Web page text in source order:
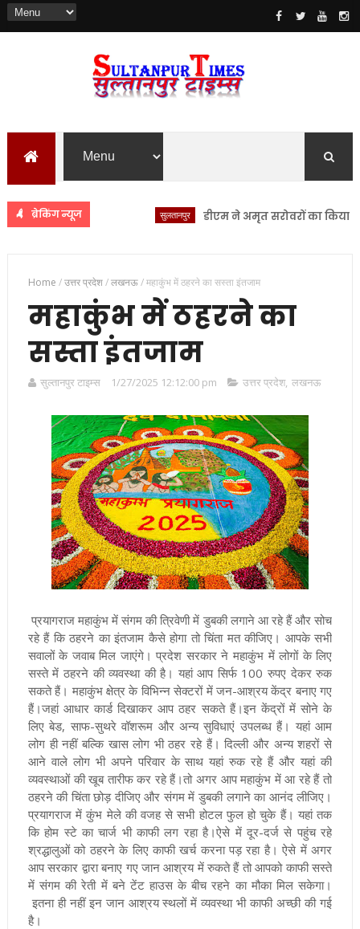
ब्रेकिंग न्यूज डीएम ने अमृत सरोवरों का किया स्थलीय
Home /उत्तर प्रदेश/लखनऊ/महाकुंभ में ठहरने का सस्ता इंतजाम
महाकुंभ में ठहरने का
सस्ता इंतजाम
सुल्तानपुर टाइम्स 1/27/2025 12:12:00 pm उत्तर प्रदेश, लखनऊ
प्रयागराज महाकुंभ में संगम की त्रिवेणी में डुबकी लगाने आ रहे हैं और सोच
रहे हैं कि ठहरने का इंतजाम कैसे होगा तो चिंता मत कीजिए। आपके सभी
सवालों के जवाब मिल जाएंगे। प्रदेश सरकार ने महाकुंभ में लोगों के लिए
सस्ते में ठहरने की व्यवस्था की है । यहां आप सिर्फ 100 रुपए देकर रुक
सकते हैं । महाकुंभ क्षेत्र के विभिन्न सेक्टरों में जन-आश्रय केंद्र बनाए गए
हैं।जहां आधार कार्ड दिखाकर आप ठहर सकते हैं।इन केंद्रों में सोने के
लिए बेड, साफ-सुथरे वॉशरूम और अन्य सुविधाएं उपलब्ध हैं । यहां आम
लोग ही नहीं बल्कि खास लोग भी ठहर रहे हैं। दिल्ली और अन्य शहरों से
आने वाले लोग भी अपने परिवार के साथ यहां रुक रहे हैं और यहां की
व्यवस्थाओं की खूब तारीफ कर रहे हैं ।तो अगर आप महाकुंभ में आ रहे हैं तो
ठहरने की चिंता छोड़ दीजिए और संगम में डुबकी लगाने का आनंद लीजिए ।
प्रयागराज में कुंभ मेले की वजह से सभी होटल फुल हो चुके हैं। यहां तक
कि होम स्टे का चार्ज भी काफी लग रहा है।ऐसे में दूर-दर्ज से पहुंच रहे
श्रद्धालुओं को ठहरने के लिए काफी खर्च करना पड़ रहा है। ऐसे में अगर
आप सरकार द्वारा बनाए गए जान आश्रय में रुकते हैं तो आपको काफी सस्ते
में संगम की रेती में बने टेंट हाउस के बीच रहने का मौका मिल सकेगा।
इतना ही नहीं इन जान आश्रय स्थलों में व्यवस्था भी काफी अच्छी की गई
है।